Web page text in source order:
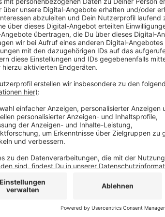
Im Bus saßen zwei Syrer, die den
Aufenthaltstitel vorzeigten. Beide
wurden an die
In der selben Nacht kontrollierte
der niederländischen Königlichen
Fahrzeug in Herzogenrath. Darin
Führerschein besitzt.
Er hatte den Beamten zunächst
die Polizisten erkannten, dass die
Anzeige